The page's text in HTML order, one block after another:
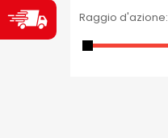
Raggio d'azione: